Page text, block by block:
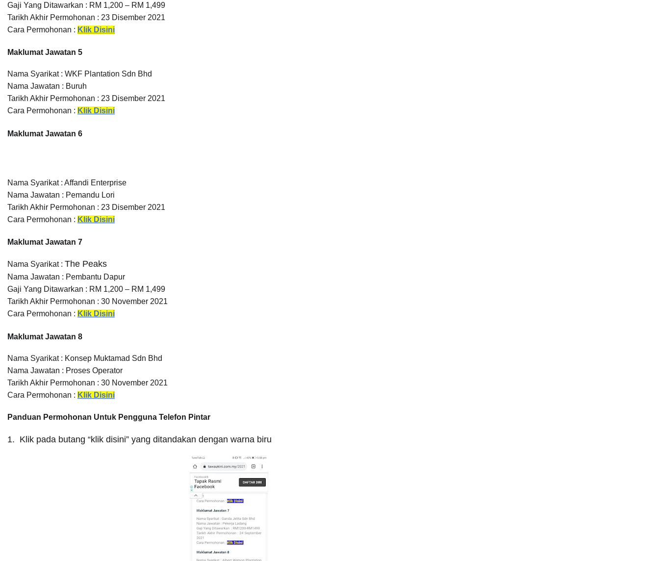
Gaji Yang Ditawarkan : RM 1,200 – RM 1,499
Tarikh Akhir Permohonan : 23 Disember 2021
Cara Permohonan : Klik Disini
Maklumat Jawatan 5
Nama Syarikat : WKF Plantation Sdn Bhd
Nama Jawatan : Buruh
Tarikh Akhir Permohonan : 23 Disember 2021
Cara Permohonan : Klik Disini
Maklumat Jawatan 6
Nama Syarikat : Affandi Enterprise
Nama Jawatan : Pemandu Lori
Tarikh Akhir Permohonan : 23 Disember 2021
Cara Permohonan : Klik Disini
Maklumat Jawatan 7
Nama Syarikat : The Peaks
Nama Jawatan : Pembantu Dapur
Gaji Yang Ditawarkan : RM 1,200 – RM 1,499
Tarikh Akhir Permohonan : 30 November 2021
Cara Permohonan : Klik Disini
Maklumat Jawatan 8
Nama Syarikat : Konsep Muktamad Sdn Bhd
Nama Jawatan : Proses Operator
Tarikh Akhir Permohonan : 30 November 2021
Cara Permohonan : Klik Disini
Panduan Permohonan Untuk Pengguna Telefon Pintar
1. Klik pada butang “klik disini” yang ditandakan dengan warna biru